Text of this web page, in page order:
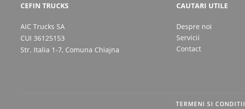
CEFIN TRUCKS
AIC Trucks SA
CUI 36125153
Str. Italia 1-7, Comuna Chiajna
CAUTARI UTILE
Despre noi
Servicii
Contact
TERMENI SI CONDITII